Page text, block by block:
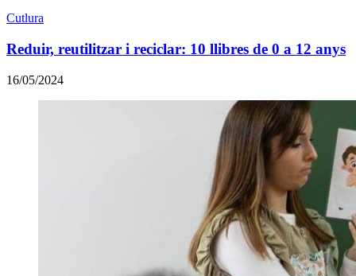
Cutlura
Reduir, reutilitzar i reciclar: 10 llibres de 0 a 12 anys
16/05/2024